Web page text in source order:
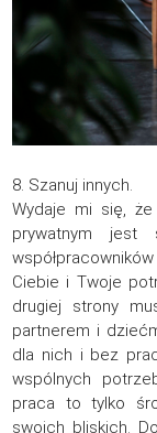
8. Szanuj innych.
Wydaje mi się,
prywatnym jest
Ciebie i Twoje
drugiej strony
partnerem i
dla nich i bez
wspólnych
praca to tylko
swoich bliskich.